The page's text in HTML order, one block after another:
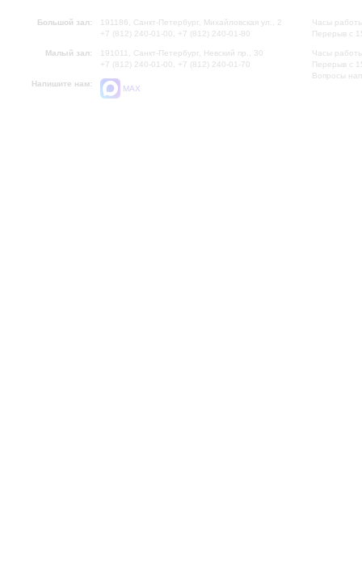
Большой зал:
191186, Санкт-Петербург, Михайловская ул., 2
+7 (812) 240-01-00, +7 (812) 240-01-80
Малый зал:
191011, Санкт-Петербург, Невский пр., 30
+7 (812) 240-01-00, +7 (812) 240-01-70
Напишите нам:
MAX
Часы
Перерыв с
Часы
Перерыв с
Вопросы